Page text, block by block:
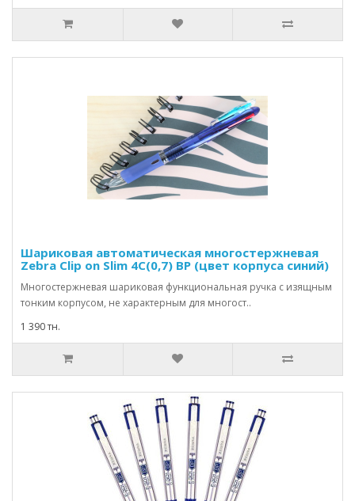
Шариковая автоматическая многостержневая
Zebra Clip on Slim 4С(0,7) BP (цвет корпуса синий)
Многостержневая шариковая функциональная ручка с изящным
тонким корпусом, не характерным для многост..
1 390 тн.